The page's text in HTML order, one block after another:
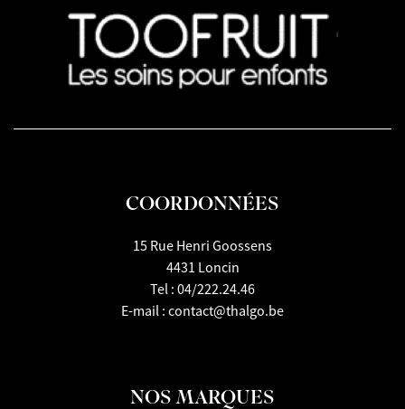
COORDONNÉES
15 Rue Henri Goossens
4431 Loncin
Tel : 04/222.24.46
E-mail : contact@thalgo.be
NOS MARQUES